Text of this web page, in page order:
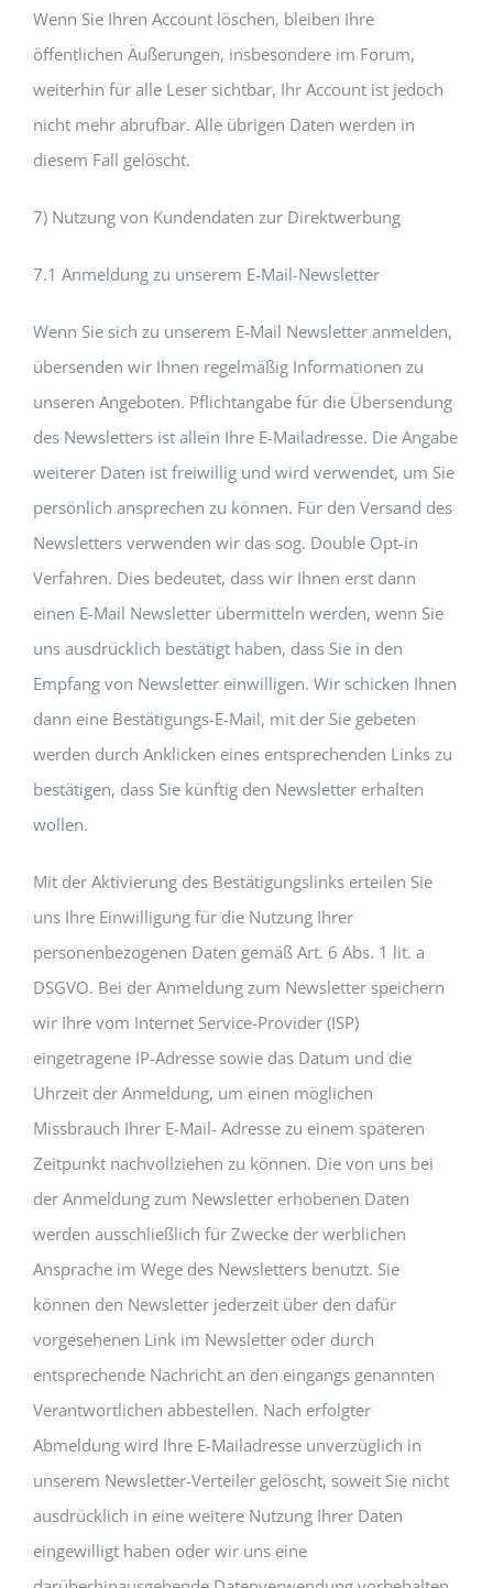
Wenn Sie Ihren Account löschen, bleiben Ihre
öffentlichen Äußerungen, insbesondere im Forum,
weiterhin für alle Leser sichtbar, Ihr Account ist jedoch
nicht mehr abrufbar. Alle übrigen Daten werden in
diesem Fall gelöscht.
7) Nutzung von Kundendaten zur Direktwerbung
7.1 Anmeldung zu unserem E-Mail-Newsletter
Wenn Sie sich zu unserem E-Mail Newsletter anmelden,
übersenden wir Ihnen regelmäßig Informationen zu
unseren Angeboten. Pflichtangabe für die Übersendung
des Newsletters ist allein Ihre E-Mailadresse. Die Angabe
weiterer Daten ist freiwillig und wird verwendet, um Sie
persönlich ansprechen zu können. Für den Versand des
Newsletters verwenden wir das sog. Double Opt-in
Verfahren. Dies bedeutet, dass wir Ihnen erst dann
einen E-Mail Newsletter übermitteln werden, wenn Sie
uns ausdrücklich bestätigt haben, dass Sie in den
Empfang von Newsletter einwilligen. Wir schicken Ihnen
dann eine Bestätigungs-E-Mail, mit der Sie gebeten
werden durch Anklicken eines entsprechenden Links zu
bestätigen, dass Sie künftig den Newsletter erhalten
wollen.
Mit der Aktivierung des Bestätigungslinks erteilen Sie
uns Ihre Einwilligung für die Nutzung Ihrer
personenbezogenen Daten gemäß Art. 6 Abs. 1 lit. a
DSGVO. Bei der Anmeldung zum Newsletter speichern
wir Ihre vom Internet Service-Provider (ISP)
eingetragene IP-Adresse sowie das Datum und die
Uhrzeit der Anmeldung, um einen möglichen
Missbrauch Ihrer E-Mail- Adresse zu einem späteren
Zeitpunkt nachvollziehen zu können. Die von uns bei
der Anmeldung zum Newsletter erhobenen Daten
werden ausschließlich für Zwecke der werblichen
Ansprache im Wege des Newsletters benutzt. Sie
können den Newsletter jederzeit über den dafür
vorgesehenen Link im Newsletter oder durch
entsprechende Nachricht an den eingangs genannten
Verantwortlichen abbestellen. Nach erfolgter
Abmeldung wird Ihre E-Mailadresse unverzüglich in
unserem Newsletter-Verteiler gelöscht, soweit Sie nicht
ausdrücklich in eine weitere Nutzung Ihrer Daten
eingewilligt haben oder wir uns eine